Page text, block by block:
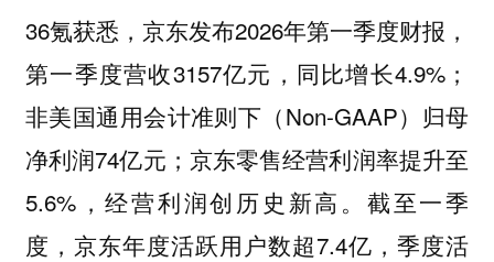
36氪获悉，京东发布2026年第一季度财报，
第一季度营收3157亿元，同比增长4.9%；
非美国通用会计准则下（Non-GAAP）归母
净利润74亿元；京东零售经营利润率提升至
5.6%，经营利润创历史新高。截至一季
度，京东年度活跃用户数超7.4亿，季度活